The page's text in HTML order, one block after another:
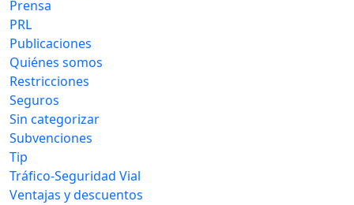
Prensa
PRL
Publicaciones
Quiénes somos
Restricciones
Seguros
Sin categorizar
Subvenciones
Tip
Tráfico-Seguridad Vial
Ventajas y descuentos